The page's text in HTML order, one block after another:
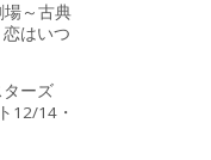
～古典
はいつ
ーズ
12/14・